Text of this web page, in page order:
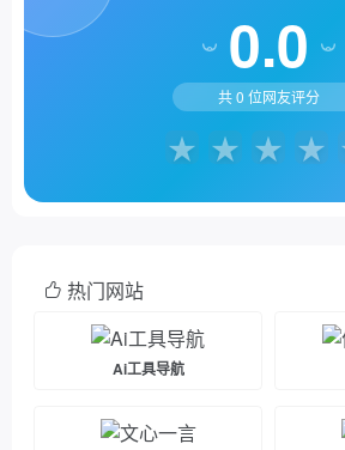
0.0
共0 位网友评分
热门网站
Ai工具导航